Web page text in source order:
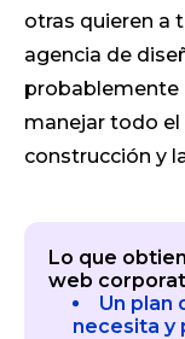
otras quieren a
agencia de
probablemente
manejar todo el
construcción y
Lo que
web
Un plan
necesita y